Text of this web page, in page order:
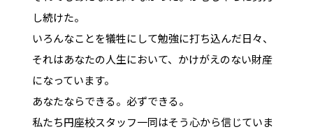
し続けた。
いろんなことを犠牲にして勉強に打ち込んだ日々、
それはあなたの人生において、かけがえのない財産
になっています。
あなたならできる。必ずできる。
私たち円座校スタッフ一同はそう心から信じていま